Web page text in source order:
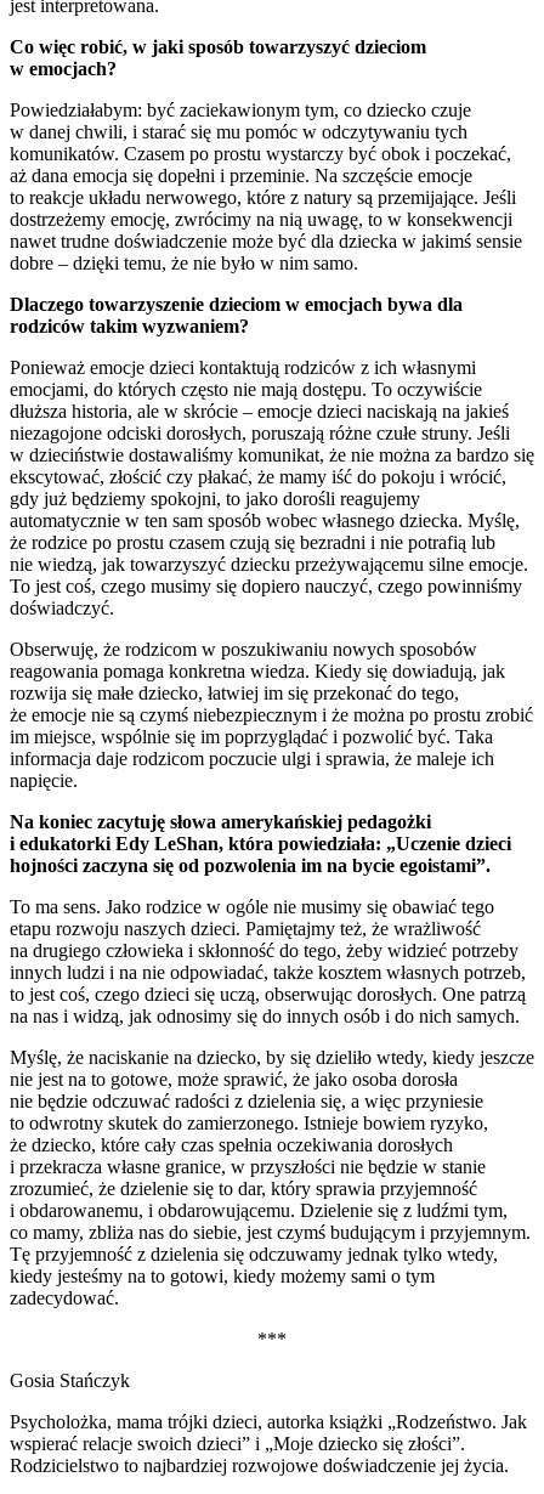
jest interpretowana.
Co więc robić, w jaki sposób towarzyszyć dzieciom
w emocjach?
Powiedziałabym: być zaciekawionym tym, co dziecko czuje
w danej chwili, i starać się mu pomóc w odczytywaniu tych
komunikatów. Czasem po prostu wystarczy być obok i poczekać,
aż dana emocja się dopełni i przeminie. Na szczęście emocje
to reakcje układu nerwowego, które z natury są przemijające. Jeśli
dostrzeżemy emocję, zwrócimy na nią uwagę, to w konsekwencji
nawet trudne doświadczenie może być dla dziecka w jakimś sensie
dobre – dzięki temu, że nie było w nim samo.
Dlaczego towarzyszenie dzieciom w emocjach bywa dla
rodziców takim wyzwaniem?
Ponieważ emocje dzieci kontaktują rodziców z ich własnymi
emocjami, do których często nie mają dostępu. To oczywiście
dłuższa historia, ale w skrócie – emocje dzieci naciskają na jakieś
niezagojone odciski dorosłych, poruszają różne czułe struny. Jeśli
w dzieciństwie dostawaliśmy komunikat, że nie można za bardzo się
ekscytować, złościć czy płakać, że mamy iść do pokoju i wrócić,
gdy już będziemy spokojni, to jako dorośli reagujemy
automatycznie w ten sam sposób wobec własnego dziecka. Myślę,
że rodzice po prostu czasem czują się bezradni i nie potrafią lub
nie wiedzą, jak towarzyszyć dziecku przeżywającemu silne emocje.
To jest coś, czego musimy się dopiero nauczyć, czego powinniśmy
doświadczyć.
Obserwuję, że rodzicom w poszukiwaniu nowych sposobów
reagowania pomaga konkretna wiedza. Kiedy się dowiadują, jak
rozwija się małe dziecko, łatwiej im się przekonać do tego,
że emocje nie są czymś niebezpiecznym i że można po prostu zrobić
im miejsce, wspólnie się im poprzyglądać i pozwolić być. Taka
informacja daje rodzicom poczucie ulgi i sprawia, że maleje ich
napięcie.
Na koniec zacytuję słowa amerykańskiej pedagożki
i edukatorki Edy LeShan, która powiedziała: „Uczenie dzieci
hojności zaczyna się od pozwolenia im na bycie egoistami”.
To ma sens. Jako rodzice w ogóle nie musimy się obawiać tego
etapu rozwoju naszych dzieci. Pamiętajmy też, że wrażliwość
na drugiego człowieka i skłonność do tego, żeby widzieć potrzeby
innych ludzi i na nie odpowiadać, także kosztem własnych potrzeb,
to jest coś, czego dzieci się uczą, obserwując dorosłych. One patrzą
na nas i widzą, jak odnosimy się do innych osób i do nich samych.
Myślę, że naciskanie na dziecko, by się dzieliło wtedy, kiedy jeszcze
nie jest na to gotowe, może sprawić, że jako osoba dorosła
nie będzie odczuwać radości z dzielenia się, a więc przyniesie
to odwrotny skutek do zamierzonego. Istnieje bowiem ryzyko,
że dziecko, które cały czas spełnia oczekiwania dorosłych
i przekracza własne granice, w przyszłości nie będzie w stanie
zrozumieć, że dzielenie się to dar, który sprawia przyjemność
i obdarowanemu, i obdarowującemu. Dzielenie się z ludźmi tym,
co mamy, zbliża nas do siebie, jest czymś budującym i przyjemnym.
Tę przyjemność z dzielenia się odczuwamy jednak tylko wtedy,
kiedy jesteśmy na to gotowi, kiedy możemy sami o tym
zadecydować.
***
Gosia Stańczyk
Psycholożka, mama trójki dzieci, autorka książki „Rodzeństwo. Jak
wspierać relacje swoich dzieci” i „Moje dziecko się złości”.
Rodzicielstwo to najbardziej rozwojowe doświadczenie jej życia.